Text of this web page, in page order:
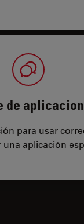
de
para usar
una aplicación